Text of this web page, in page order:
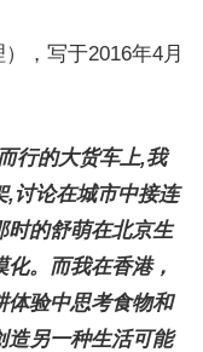
，写于2016年4月
行的大货车上,我
,讨论在城市中接连
时的舒萌在北京生
。而我在香港，
体验中思考食物和
造另一种生活可能